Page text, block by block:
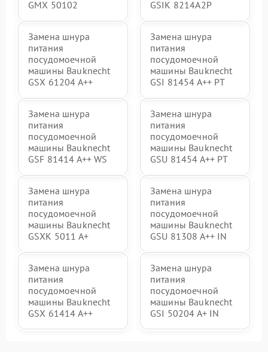
GMX 50102 GSIK 8214A2P
Замена шнура
питания
посудомоечной
машины Bauknecht
GSX 61204 A++
Замена шнура
питания
посудомоечной
машины Bauknecht
GSI 81454 A++ PT
Замена шнура
питания
посудомоечной
машины Bauknecht
GSF 81414 A++ WS
Замена шнура
питания
посудомоечной
машины Bauknecht
GSU 81454 A++ PT
Замена шнура
питания
посудомоечной
машины Bauknecht
GSXK 5011 A+
Замена шнура
питания
посудомоечной
машины Bauknecht
GSU 81308 A++ IN
Замена шнура
питания
посудомоечной
машины Bauknecht
GSX 61414 A++
Замена шнура
питания
посудомоечной
машины Bauknecht
GSI 50204 A+ IN